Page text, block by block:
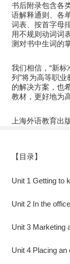
书后附录包含各
语解释通则、各
词表、按首字母
用不规则动词词
测对书中生词的
我们相信，“新
列”将为高等职
的解决方案，也
教材，更好地为
上海外语教育出
【目录】
Unit 1 Getting to
Unit 2 In the office
Unit 3 Marketing
Unit 4 Placing an